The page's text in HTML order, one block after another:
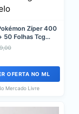
Zíper 400
50 Folhas Tcg
OFERTA NO ML
Mercado Livre